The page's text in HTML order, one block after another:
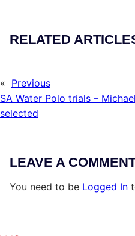
RELATED
« Previous
SA Water Polo trials –
selected
LEAVE A
You need to be Logged In